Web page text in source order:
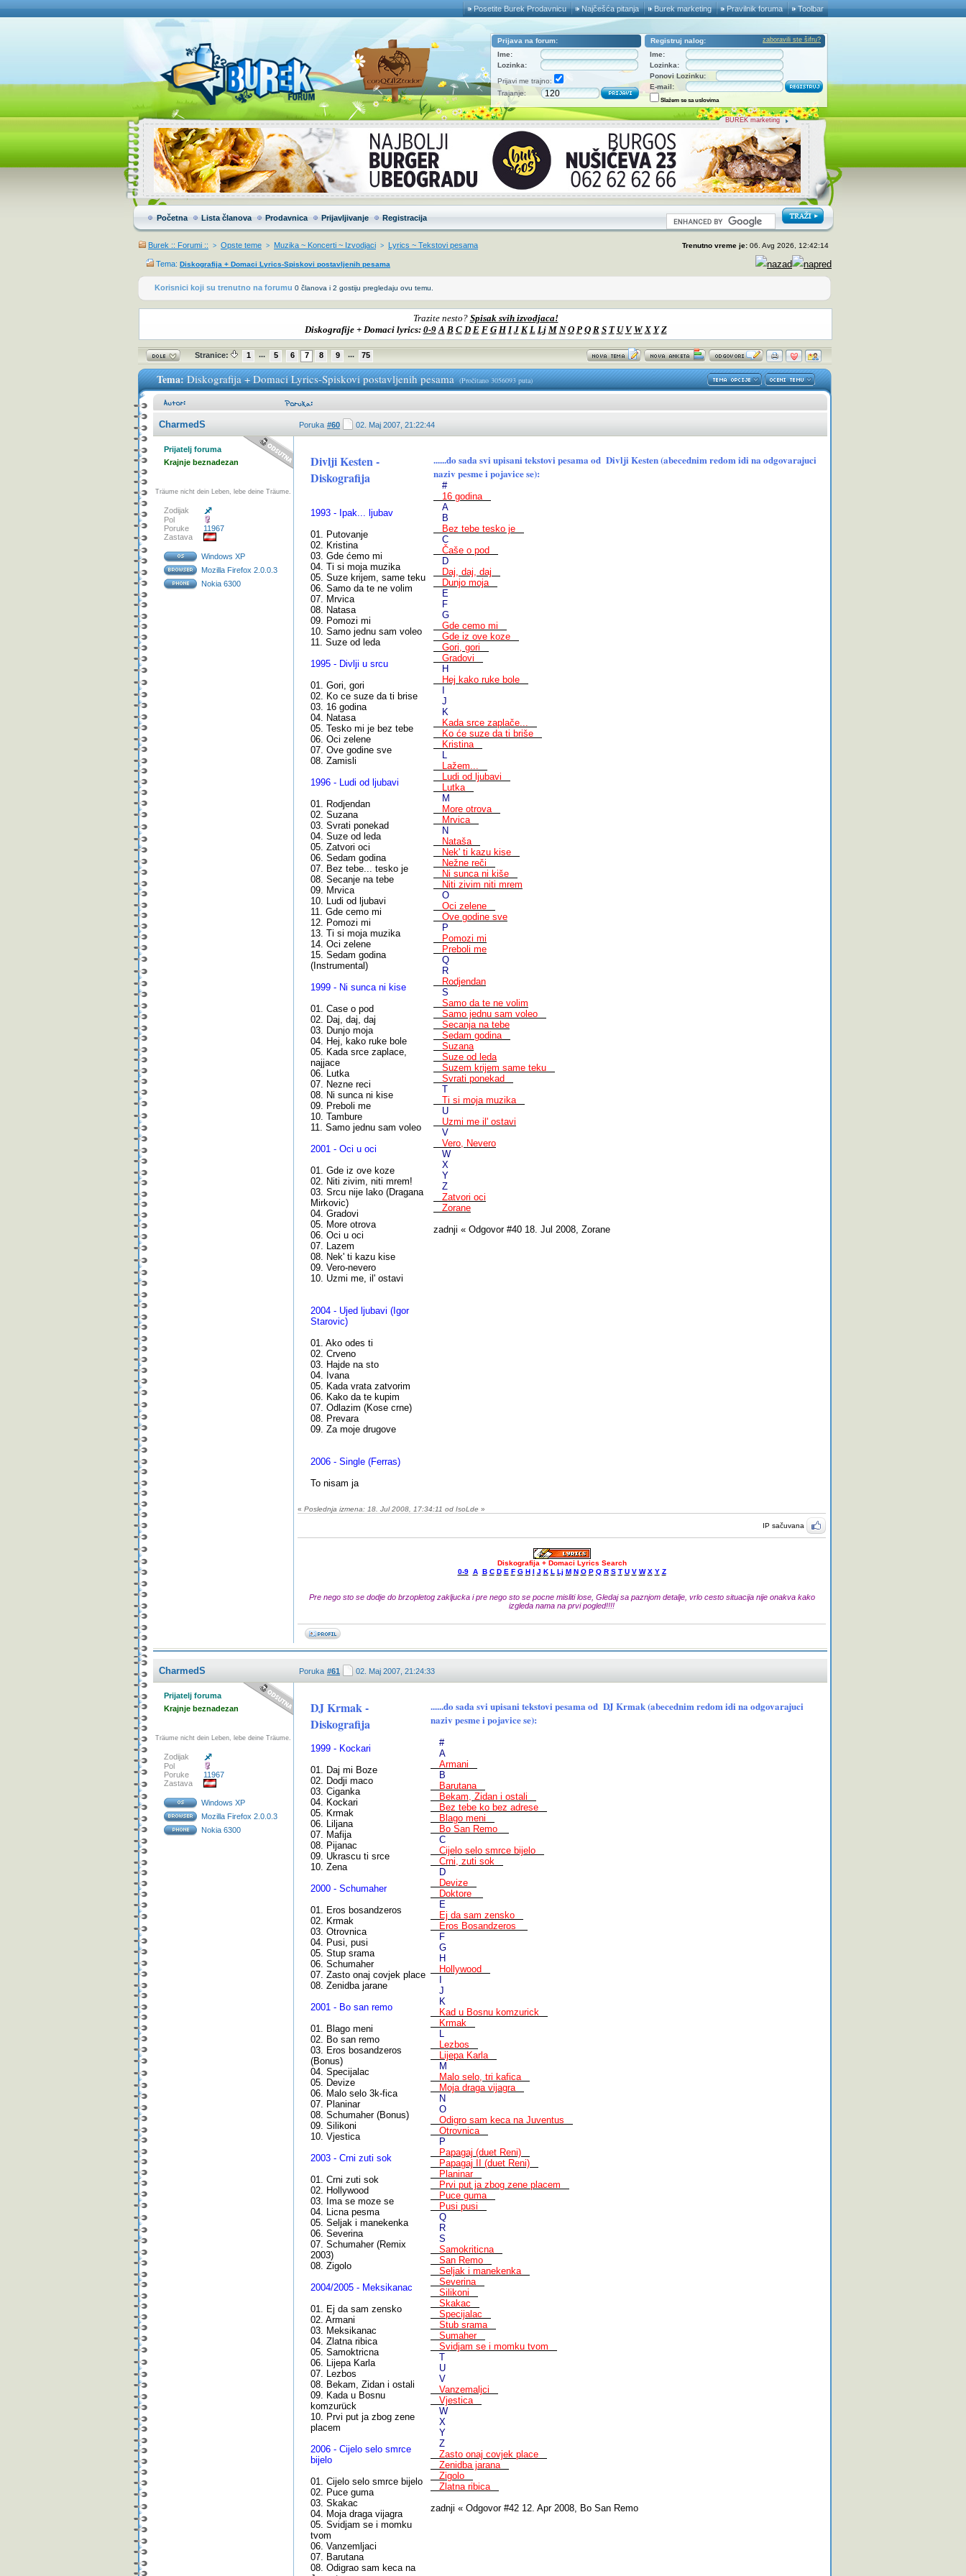
Toolbar
Pravilnik foruma
Burek marketing
Najčešća pitanja
Posetite Burek Prodavnicu
Prijava na forum:
Ime:
Lozinka:
Prijavi me trajno:
Trajanje:
Registruj nalog: zaboravili ste šifru?
Ime:
Lozinka:
Ponovi Lozinku:
E-mail:
Slažem se sa uslovima
BUREK marketing
Početna Lista članova Prodavnica Prijavljivanje Registracija
Burek :: Forumi :: > Opste teme > Muzika ~ Koncerti ~ Izvodjaci > Lyrics ~ Tekstovi pesama
Tema: Diskografija + Domaci Lyrics-Spiskovi postavljenih pesama
Trenutno vreme je: 06. Avg 2026, 12:42:14
Korisnici koji su trenutno na forumu 0 članova i 2 gostiju pregledaju ovu temu.
Trazite nesto? Spisak svih izvodjaca!
Diskografije + Domaci lyrics: 0-9 A B C D E F G H I J K L Lj M N O P Q R S T U V W X Y Z
Stranice: 1 ... 5 6 7 8 9 ... 75
Tema: Diskografija + Domaci Lyrics-Spiskovi postavljenih pesama (Pročitano 3056093 puta)
CharmedS Poruka #60 02. Maj 2007, 21:22:44
Prijatelj foruma
Krajnje beznadezan
Träume nicht dein Leben, lebe deine Träume.
Zodijak
Pol
Poruke
11967
Zastava
Windows XP
Mozilla Firefox 2.0.0.3
Nokia 6300
Divlji Kesten -
Diskografija
1993 - Ipak... ljubav
01. Putovanje
02. Kristina
03. Gde ćemo mi
04. Ti si moja muzika
05. Suze krijem, same teku
06. Samo da te ne volim
07. Mrvica
08. Natasa
09. Pomozi mi
10. Samo jednu sam voleo
11. Suze od leda
1995 - Divlji u srcu
01. Gori, gori
02. Ko ce suze da ti brise
03. 16 godina
04. Natasa
05. Tesko mi je bez tebe
06. Oci zelene
07. Ove godine sve
08. Zamisli
1996 - Ludi od ljubavi
01. Rodjendan
02. Suzana
03. Svrati ponekad
04. Suze od leda
05. Zatvori oci
06. Sedam godina
07. Bez tebe... tesko je
08. Secanje na tebe
09. Mrvica
10. Ludi od ljubavi
11. Gde cemo mi
12. Pomozi mi
13. Ti si moja muzika
14. Oci zelene
15. Sedam godina
(Instrumental)
1999 - Ni sunca ni kise
01. Case o pod
02. Daj, daj, daj
03. Dunjo moja
04. Hej, kako ruke bole
05. Kada srce zaplace,
najjace
06. Lutka
07. Nezne reci
08. Ni sunca ni kise
09. Preboli me
10. Tambure
11. Samo jednu sam voleo
2001 - Oci u oci
01. Gde iz ove koze
02. Niti zivim, niti mrem!
03. Srcu nije lako (Dragana
Mirkovic)
04. Gradovi
05. More otrova
06. Oci u oci
07. Lazem
08. Nek' ti kazu kise
09. Vero-nevero
10. Uzmi me, il' ostavi
2004 - Ujed ljubavi (Igor
Starovic)
01. Ako odes ti
02. Crveno
03. Hajde na sto
04. Ivana
05. Kada vrata zatvorim
06. Kako da te kupim
07. Odlazim (Kose crne)
08. Prevara
09. Za moje drugove
2006 - Single (Ferras)
To nisam ja
......do sada svi upisani tekstovi pesama od Divlji Kesten (abecednim redom idi na odgovarajuci
naziv pesme i pojavice se):
#
16 godina
A
B
Bez tebe tesko je
C
Čaše o pod
D
Daj, daj, daj
Dunjo moja
E
F
G
Gde cemo mi
Gde iz ove koze
Gori, gori
Gradovi
H
Hej kako ruke bole
J
K
Kada srce zaplače...
Ko će suze da ti briše
Kristina
L
Lažem...
Ludi od ljubavi
Lutka
M
More otrova
Mrvica
N
Nataša
Nek' ti kazu kise
Nežne reči
Ni sunca ni kiše
Niti zivim niti mrem
O
Oci zelene
Ove godine sve
P
Pomozi mi
Preboli me
Q
R
Rodjendan
S
Samo da te ne volim
Samo jednu sam voleo
Secanja na tebe
Sedam godina
Suzana
Suze od leda
Suzem krijem same teku
Svrati ponekad
T
Ti si moja muzika
U
Uzmi me il' ostavi
V
Vero, Nevero
W
X
Y
Z
Zatvori oci
Zorane
zadnji « Odgovor #40 18. Jul 2008, Zorane
« Poslednja izmena: 18. Jul 2008, 17:34:11 od IsoLde »
IP sačuvana
Diskografija + Domaci Lyrics Search
0-9 A B C D E F G H I J K L Lj M N O P Q R S T U V W X Y Z
Pre nego sto se dodje do brzopletog zakljucka i pre nego sto se pocne misliti lose, Gledaj sa paznjom detalje, vrlo cesto situacija nije onakva kako
izgleda nama na prvi pogled!!!!
CharmedS Poruka #61 02. Maj 2007, 21:24:33
Prijatelj foruma
Krajnje beznadezan
Träume nicht dein Leben, lebe deine Träume.
Zodijak
Pol
Poruke
11967
Zastava
Windows XP
Mozilla Firefox 2.0.0.3
Nokia 6300
DJ Krmak -
Diskografija
1999 - Kockari
01. Daj mi Boze
02. Dodji maco
03. Ciganka
04. Kockari
05. Krmak
06. Liljana
07. Mafija
08. Pijanac
09. Ukrascu ti srce
10. Zena
2000 - Schumaher
01. Eros bosandzeros
02. Krmak
03. Otrovnica
04. Pusi, pusi
05. Stup srama
06. Schumaher
07. Zasto onaj covjek place
08. Zenidba jarane
2001 - Bo san remo
01. Blago meni
02. Bo san remo
03. Eros bosandzeros
(Bonus)
04. Specijalac
05. Devize
06. Malo selo 3k-fica
07. Planinar
08. Schumaher (Bonus)
09. Silikoni
10. Vjestica
2003 - Crni zuti sok
01. Crni zuti sok
02. Hollywood
03. Ima se moze se
04. Licna pesma
05. Seljak i manekenka
06. Severina
07. Schumaher (Remix
2003)
08. Zigolo
2004/2005 - Meksikanac
01. Ej da sam zensko
02. Armani
03. Meksikanac
04. Zlatna ribica
05. Samoktricna
06. Lijepa Karla
07. Lezbos
08. Bekam, Zidan i ostali
09. Kada u Bosnu
komzurück
10. Prvi put ja zbog zene
placem
2006 - Cijelo selo smrce
bijelo
01. Cijelo selo smrce bijelo
02. Puce guma
03. Skakac
04. Moja draga vijagra
05. Svidjam se i momku
tvom
06. Vanzemljaci
07. Barutana
08. Odigrao sam keca na
......do sada svi upisani tekstovi pesama od DJ Krmak (abecednim redom idi na odgovarajuci
naziv pesme i pojavice se):
#
A
Armani
B
Barutana
Bekam, Zidan i ostali
Bez tebe ko bez adrese
Blago meni
Bo San Remo
C
Cijelo selo smrce bijelo
Crni, zuti sok
D
Devize
Doktore
E
Ej da sam zensko
Eros Bosandzeros
F
G
H
Hollywood
J
K
Kad u Bosnu komzurick
Krmak
L
Lezbos
Lijepa Karla
M
Malo selo, tri kafica
Moja draga vijagra
N
O
Odigro sam keca na Juventus
Otrovnica
P
Papagaj (duet Reni)
Papagaj II (duet Reni)
Planinar
Prvi put ja zbog zene placem
Puce guma
Pusi pusi
Q
R
S
Samokriticna
San Remo
Seljak i manekenka
Severina
Silikoni
Skakac
Specijalac
Stub srama
Sumaher
Svidjam se i momku tvom
T
U
V
Vanzemaljci
Vjestica
W
X
Y
Z
Zasto onaj covjek place
Zenidba jarana
Zigolo
Zlatna ribica
zadnji « Odgovor #42 12. Apr 2008, Bo San Remo